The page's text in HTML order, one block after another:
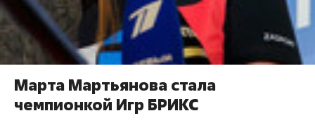
Марта Мартьянова стала
чемпионкой Игр БРИКС